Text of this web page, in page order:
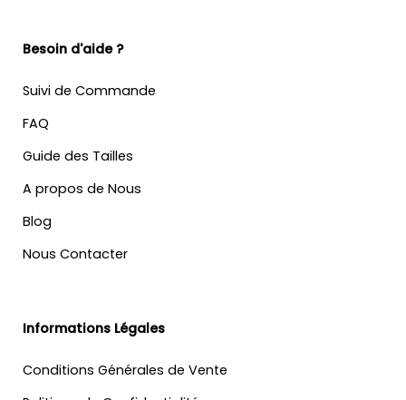
Besoin d'aide ?
Suivi de Commande
FAQ
Guide des Tailles
A propos de Nous
Blog
Nous Contacter
Informations Légales
Conditions Générales de Vente